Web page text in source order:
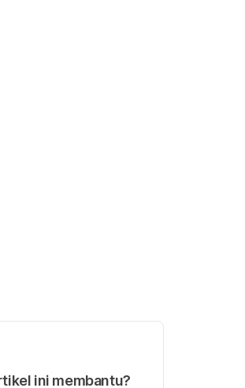
ini membantu?